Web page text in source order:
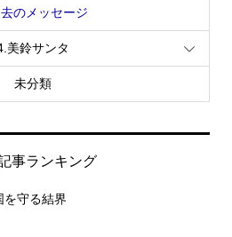
のメッセージ
美鈴サンタ
未分類
事ランキング
を守る結界